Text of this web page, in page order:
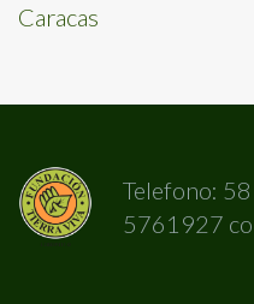
Caracas
Telefono:
5761927